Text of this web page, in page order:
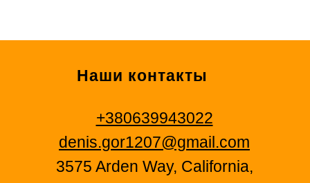
Наши контакты
+380639943022
denis.gor1207@gmail.com
3575 Arden Way, California,